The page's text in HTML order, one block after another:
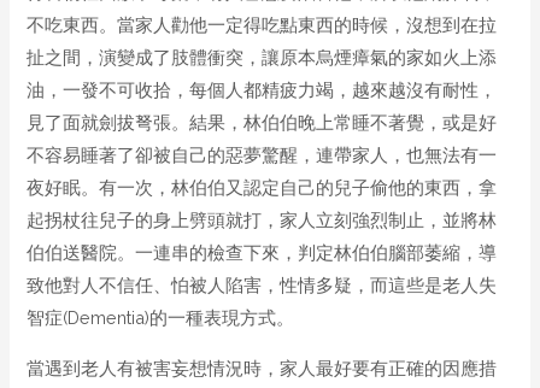
不吃東西。當家人勸他一定得吃點東西的時候，沒想到在拉
扯之間，演變成了肢體衝突，讓原本烏煙瘴氣的家如火上添
油，一發不可收拾，每個人都精疲力竭，越來越沒有耐性，
見了面就劍拔弩張。結果，林伯伯晚上常睡不著覺，或是好
不容易睡著了卻被自己的惡夢驚醒，連帶家人，也無法有一
夜好眠。有一次，林伯伯又認定自己的兒子偷他的東西，拿
起拐杖往兒子的身上劈頭就打，家人立刻強烈制止，並將林
伯伯送醫院。一連串的檢查下來，判定林伯伯腦部萎縮，導
致他對人不信任、怕被人陷害，性情多疑，而這些是老人失
智症(Dementia)的一種表現方式。
當遇到老人有被害妄想情況時，家人最好要有正確的因應措